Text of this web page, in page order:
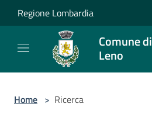
Salta al contenuto principale
Regione Lombardia
Comune di
Leno
Home > Ricerca